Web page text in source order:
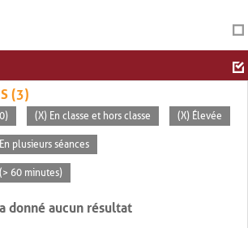
(3)
(X) En classe et hors classe (X) Élevée
plusieurs séances
60 minutes)
donné aucun résultat